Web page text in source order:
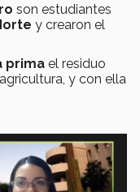
son estudiantes
y crearon el
prima el residuo
y con ella